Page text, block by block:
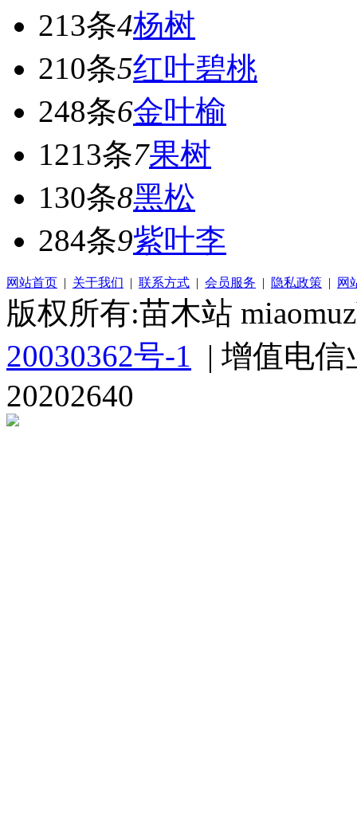
213条4杨树
210条5红叶碧桃
248条6金叶榆
1213条7果树
130条8黑松
284条9紫叶李
网站首页 | 关于我们 | 联系方式 | 会员服务 | 隐私政策 | 网
版权所有:苗木站
20030362号-1 | 增值电
20202640